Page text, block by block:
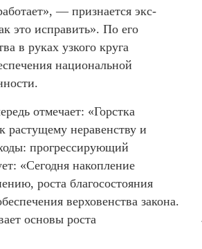
— признается экс-
это исправить». По его
в руках узкого круга
национальной
отмечает: «Горстка
растущему неравенству и
прогрессирующий
«Сегодня накопление
роста благосостояния
верховенства закона.
основы роста